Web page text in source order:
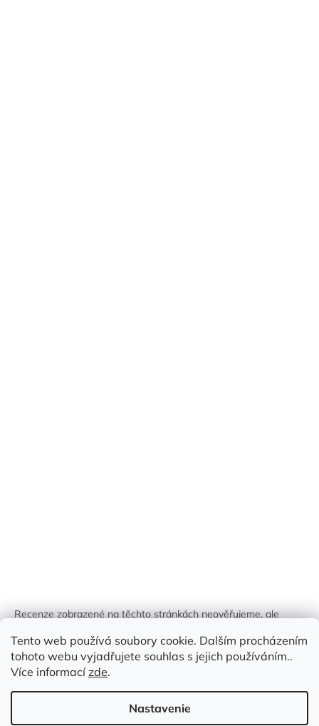
Tento web používá soubory cookie. Dalším procházením
tohoto webu vyjadřujete souhlas s jejich používáním..
Více informacízde.
Nastavenie
Recenze zobrazené na těchto stránkách neověřujeme, ale
identifikován.
Vytvoril Shoptet